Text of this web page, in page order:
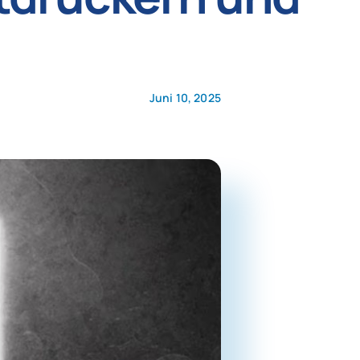
Juni 10, 2025